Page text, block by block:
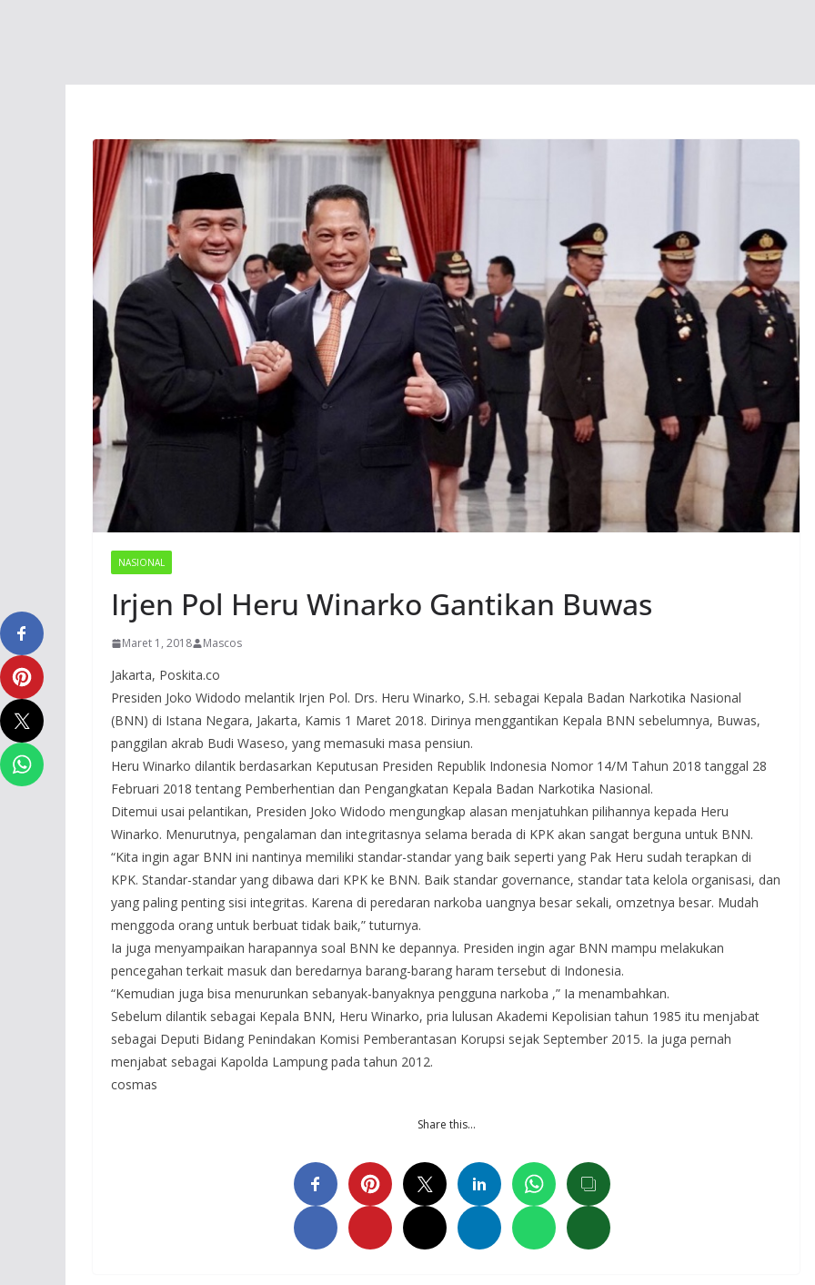
NASIONAL
Irjen Pol Heru Winarko Gantikan Buwas
Maret 1, 2018 Mascos
Jakarta, Poskita.co
Presiden Joko Widodo melantik Irjen Pol. Drs. Heru Winarko, S.H. sebagai Kepala Badan Narkotika Nasional
(BNN) di Istana Negara, Jakarta, Kamis 1 Maret 2018. Dirinya menggantikan Kepala BNN sebelumnya, Buwas,
panggilan akrab Budi Waseso, yang memasuki masa pensiun.
Heru Winarko dilantik berdasarkan Keputusan Presiden Republik Indonesia Nomor 14/M Tahun 2018 tanggal 28
Februari 2018 tentang Pemberhentian dan Pengangkatan Kepala Badan Narkotika Nasional.
Ditemui usai pelantikan, Presiden Joko Widodo mengungkap alasan menjatuhkan pilihannya kepada Heru
Winarko. Menurutnya, pengalaman dan integritasnya selama berada di KPK akan sangat berguna untuk BNN.
“Kita ingin agar BNN ini nantinya memiliki standar-standar yang baik seperti yang Pak Heru sudah terapkan di
KPK. Standar-standar yang dibawa dari KPK ke BNN. Baik standar governance, standar tata kelola organisasi, dan
yang paling penting sisi integritas. Karena di peredaran narkoba uangnya besar sekali, omzetnya besar. Mudah
menggoda orang untuk berbuat tidak baik,” tuturnya.
Ia juga menyampaikan harapannya soal BNN ke depannya. Presiden ingin agar BNN mampu melakukan
pencegahan terkait masuk dan beredarnya barang-barang haram tersebut di Indonesia.
“Kemudian juga bisa menurunkan sebanyak-banyaknya pengguna narkoba ,” Ia menambahkan.
Sebelum dilantik sebagai Kepala BNN, Heru Winarko, pria lulusan Akademi Kepolisian tahun 1985 itu menjabat
sebagai Deputi Bidang Penindakan Komisi Pemberantasan Korupsi sejak September 2015. Ia juga pernah
menjabat sebagai Kapolda Lampung pada tahun 2012.
cosmas
Share this…